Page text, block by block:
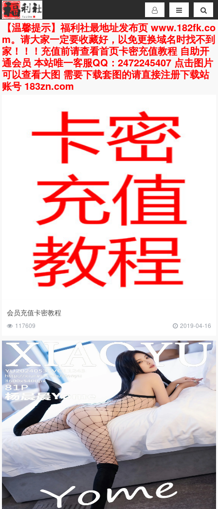
【温馨提示】福利社最地址发布页 www.182fk.co
m。请大家一定要收藏好，以免更换域名时找不到
家！！！充值前请查看首页卡密充值教程 自助开
通会员 本站唯一客服QQ：2472245407 点击图片
可以查看大图 需要下载套图的请直接注册下载站
账号 183zn.com
会员充值卡密教程
117609 2019-04-16